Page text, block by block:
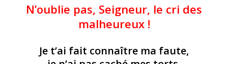
N’oublie pas, Seigneur, le cri des
malheureux !
Je t’ai fait connaître ma faute,